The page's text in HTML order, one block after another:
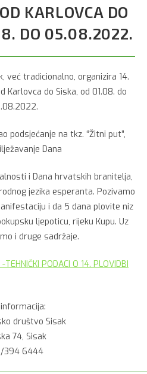
KARLOVCA DO
DO 05.08.2022.
već tradicionalno, organizira 14.
Karlovca do Siska, od 01.08. do
podsjećanje na tkz. “Žitni put”,
Dana
i Dana hrvatskih branitelja,
jezika esperanta. Pozivamo
i da 5 dana plovite niz
ljepoticu, rijeku Kupu. Uz
i druge sadržaje.
PODACI O 14. PLOVIDBI
društvo Sisak
74, Sisak
394 6444